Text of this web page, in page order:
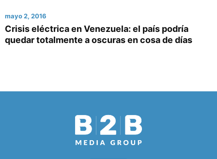
mayo 2, 2016
Crisis eléctrica en Venezuela: el país podría
quedar totalmente a oscuras en cosa de días